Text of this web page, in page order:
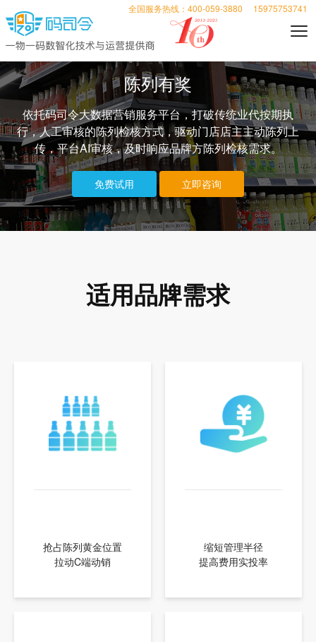
全国服务热线：400-059-3880 15975753741
陈列有奖
依托码司令大数据营销服务平台，打破传统业代按期执
行，人工审核的陈列检核方式，驱动门店店主主动陈列上
传，平台AI审核，及时响应品牌方陈列检核需求。
免费试用 立即咨询
适用品牌需求
抢占陈列黄金位置
拉动C端动销
缩短管理半径
提高费用实投率